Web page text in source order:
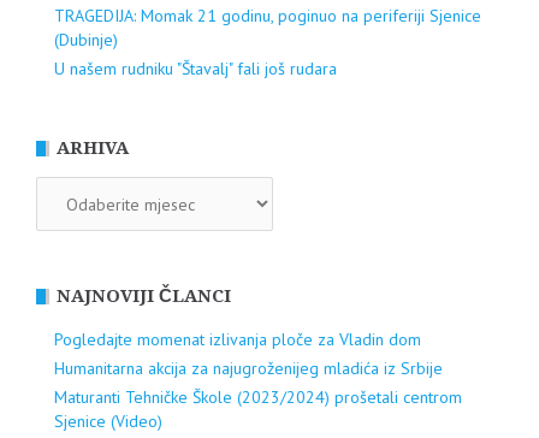
TRAGEDIJA: Momak 21 godinu, poginuo na periferiji Sjenice
(Dubinje)
U našem rudniku "Štavalj" fali još rudara
ARHIVA
NAJNOVIJI ČLANCI
Pogledajte momenat izlivanja ploče za Vladin dom
Humanitarna akcija za najugroženijeg mladića iz Srbije
Maturanti Tehničke Škole (2023/2024) prošetali centrom
Sjenice (Video)